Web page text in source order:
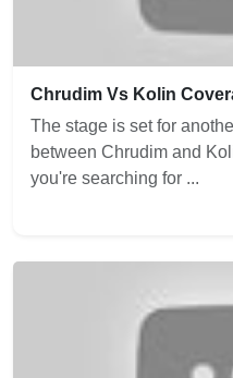
Chrudim Vs Kolin
The stage is set for
between Chrudim and
you're searching for ...